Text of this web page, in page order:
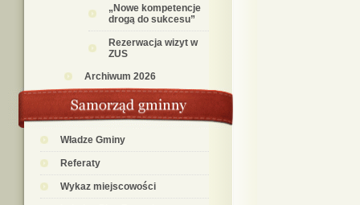
„Nowe kompetencje
drogą do sukcesu”
Rezerwacja wizyt w
ZUS
Archiwum 2026
Władze Gminy
Referaty
Wykaz miejscowości